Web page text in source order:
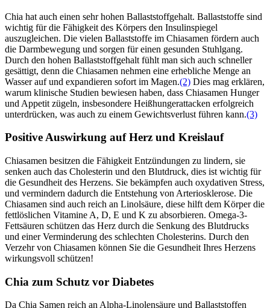
Chia hat auch einen sehr hohen Ballaststoffgehalt. Ballaststoffe sind
wichtig für die Fähigkeit des Körpers den Insulinspiegel
auszugleichen. Die vielen Ballaststoffe im Chiasamen fördern auch
die Darmbewegung und sorgen für einen gesunden Stuhlgang.
Durch den hohen Ballaststoffgehalt fühlt man sich auch schneller
gesättigt, denn die Chiasamen nehmen eine erhebliche Menge an
Wasser auf und expandieren sofort im Magen.(2) Dies mag erklären,
warum klinische Studien bewiesen haben, dass Chiasamen Hunger
und Appetit zügeln, insbesondere Heißhungerattacken erfolgreich
unterdrücken, was auch zu einem Gewichtsverlust führen kann.(3)
Positive Auswirkung auf Herz und Kreislauf
Chiasamen besitzen die Fähigkeit Entzündungen zu lindern, sie
senken auch das Cholesterin und den Blutdruck, dies ist wichtig für
die Gesundheit des Herzens. Sie bekämpfen auch oxydativen Stress,
und vermindern dadurch die Entstehung von Arteriosklerose. Die
Chiasamen sind auch reich an Linolsäure, diese hilft dem Körper die
fettlöslichen Vitamine A, D, E und K zu absorbieren. Omega-3-
Fettsäuren schützen das Herz durch die Senkung des Blutdrucks
und einer Verminderung des schlechten Cholesterins. Durch den
Verzehr von Chiasamen können Sie die Gesundheit Ihres Herzens
wirkungsvoll schützen!
Chia zum Schutz vor Diabetes
Da Chia Samen reich an Alpha-Linolensäure und Ballaststoffen